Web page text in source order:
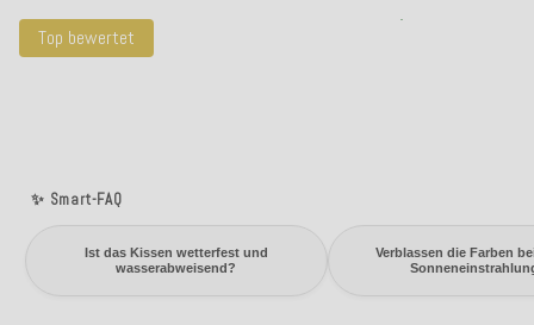
Top bewertet
✨ Smart-FAQ
Ist das Kissen wetterfest und
wasserabweisend?
Verblassen die Farben